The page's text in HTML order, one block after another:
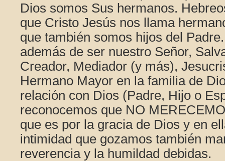
Dios somos Sus hermanos.
que Cristo Jesús nos llama
que también somos hijos del
además de ser nuestro Señor,
Creador, Mediador (y más),
Hermano Mayor en la familia de
relación con Dios (Padre, Hijo o
reconocemos que NO
que es por la gracia de Dios y en
intimidad que gozamos también
reverencia y la humildad debidas.